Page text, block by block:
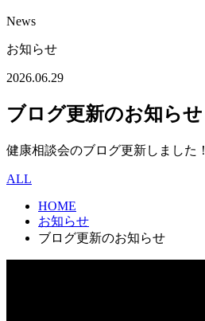
News
お知らせ
2026.06.29
ブログ更新のお知らせ
健康相談会のブログ更新しました！
ALL
HOME
お知らせ
ブログ更新のお知らせ